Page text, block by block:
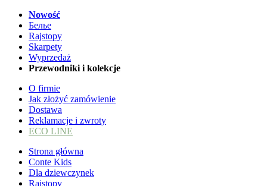
Nowość
Белье
Rajstopy
Skarpety
Wyprzedaż
Przewodniki i kolekcje
O firmie
Jak złożyć zamówienie
Dostawa
Reklamacje i zwroty
ECO LINE
Strona główna
Conte Kids
Dla dziewczynek
Rajstopy